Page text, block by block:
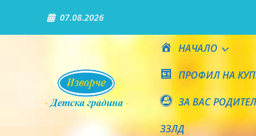
content
07.08.2026
Детска градина
НАЧАЛО
ПРОФИЛ НА
ЗА ВАС
ЗЗЛД